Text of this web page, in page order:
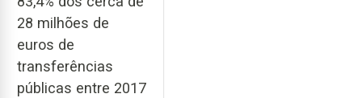
28 milhões de
euros de
transferências
públicas entre 2017